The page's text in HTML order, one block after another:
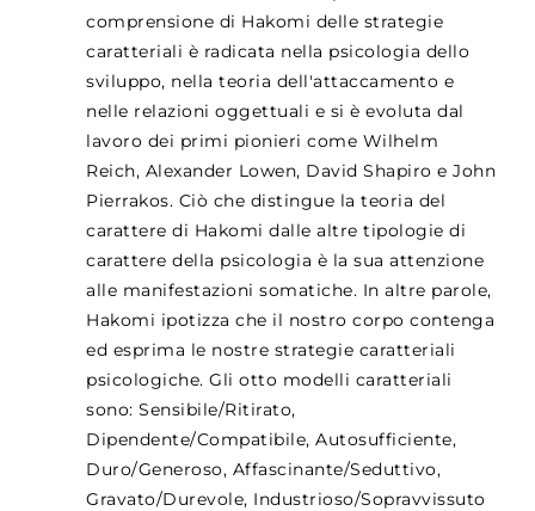
comprensione di Hakomi delle strategie
caratteriali è radicata nella psicologia dello
sviluppo, nella teoria dell'attaccamento e
nelle relazioni oggettuali e si è evoluta dal
lavoro dei primi pionieri come Wilhelm
Reich, Alexander Lowen, David Shapiro e John
Pierrakos. Ciò che distingue la teoria del
carattere di Hakomi dalle altre tipologie di
carattere della psicologia è la sua attenzione
alle manifestazioni somatiche. In altre parole,
Hakomi ipotizza che il nostro corpo contenga
ed esprima le nostre strategie caratteriali
psicologiche. Gli otto modelli caratteriali
sono: Sensibile/Ritirato,
Dipendente/Compatibile, Autosufficiente,
Duro/Generoso, Affascinante/Seduttivo,
Gravato/Durevole, Industrioso/Sopravvissuto